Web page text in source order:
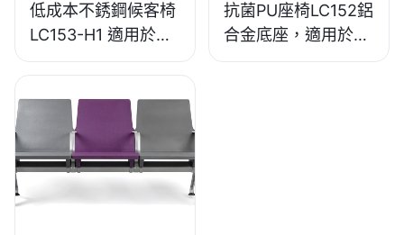
低成本不銹鋼候客椅
LC153-H1 適用於各
種公共場所
抗菌PU座椅LC152鋁
合金底座，適用於候
客區